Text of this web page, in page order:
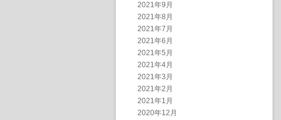
2021年9月
2021年8月
2021年7月
2021年6月
2021年5月
2021年4月
2021年3月
2021年2月
2021年1月
2020年12月